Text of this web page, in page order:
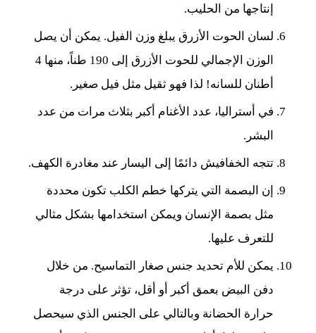
إنتاجها من الحليب.
لسان الحوت الأزرق يبلغ وزن الفيل. يمكن أن يصل
الوزن الإجمالي للحوت الأزرق إلى 190 طناً، منها 4
أطنان للسانه! لذا فهو ثقيل مثل فيل صغير.
في أستراليا، عدد الأغنام أكبر بثلاث مرات من عدد
البشر.
تتجه الخفافيش دائمًا إلى اليسار عند مغادرة الكهف.
إن البصمة التي يتركها خطم الكلب تكون محددة
مثل بصمة الإنسان ويمكن استخدامها بشكل مثالي
للتعرف عليها.
يمكن للأم تحديد جنس صغار التماسيح. من خلال
دفن البيض بعمق أكبر أو أقل، تؤثر على درجة
حرارة الحضانة وبالتالي على الجنس الذي سيحصل